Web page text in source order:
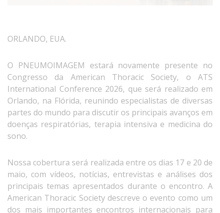
ORLANDO, EUA.
O PNEUMOIMAGEM estará novamente presente no
Congresso da American Thoracic Society, o ATS
International Conference 2026, que será realizado em
Orlando, na Flórida, reunindo especialistas de diversas
partes do mundo para discutir os principais avanços em
doenças respiratórias, terapia intensiva e medicina do
sono.
Nossa cobertura será realizada entre os dias 17 e 20 de
maio, com vídeos, notícias, entrevistas e análises dos
principais temas apresentados durante o encontro. A
American Thoracic Society descreve o evento como um
dos mais importantes encontros internacionais para